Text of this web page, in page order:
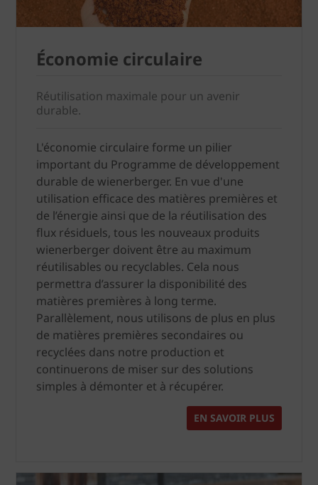
Économie circulaire
Réutilisation maximale pour un avenir
durable.
L'économie circulaire forme un pilier
important du Programme de développement
durable de wienerberger. En vue d'une
utilisation efficace des matières premières et
de l’énergie ainsi que de la réutilisation des
flux résiduels, tous les nouveaux produits
wienerberger doivent être au maximum
réutilisables ou recyclables. Cela nous
permettra d’assurer la disponibilité des
matières premières à long terme.
Parallèlement, nous utilisons de plus en plus
de matières premières secondaires ou
recyclées dans notre production et
continuerons de miser sur des solutions
simples à démonter et à récupérer.
EN SAVOIR PLUS